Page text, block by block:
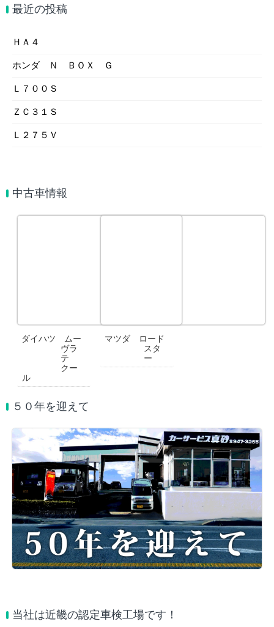
最近の投稿
ＨＡ４
ホンダ Ｎ ＢＯＸ Ｇ
Ｌ７００Ｓ
ＺＣ３１Ｓ
Ｌ２７５Ｖ
中古車情報
ダイハツ ムー
ヴラ
テ
クー
ル
マツダ ロード
スタ
ー
５０年を迎えて
当社は近畿の認定車検工場です！